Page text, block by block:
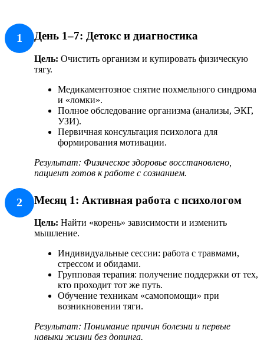
1 День 1–7: Детокс и диагностика
Цель: Очистить организм и купировать физическую
тягу.
Медикаментозное снятие похмельного синдрома
и «ломки».
Полное обследование организма (анализы, ЭКГ,
УЗИ).
Первичная консультация психолога для
формирования мотивации.
Результат: Физическое здоровье восстановлено,
пациент готов к работе с сознанием.
2 Месяц 1: Активная работа с психологом
Цель: Найти «корень» зависимости и изменить
мышление.
Индивидуальные сессии: работа с травмами,
стрессом и обидами.
Групповая терапия: получение поддержки от тех,
кто проходит тот же путь.
Обучение техникам «самопомощи» при
возникновении тяги.
Результат: Понимание причин болезни и первые
навыки жизни без допинга.